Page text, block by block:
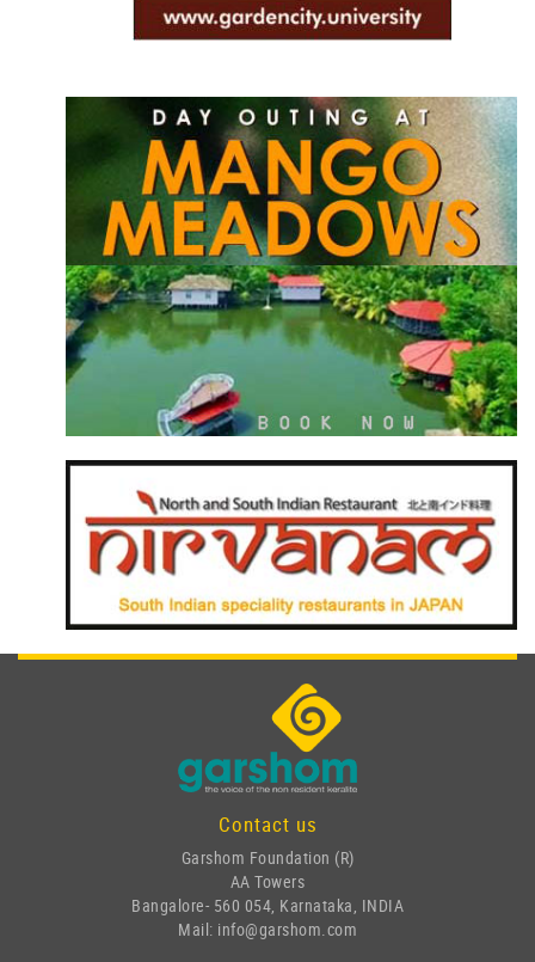
Contact us
Garshom Foundation (R)
AA Towers
Bangalore- 560 054, Karnataka, INDIA
Mail: info@garshom.com